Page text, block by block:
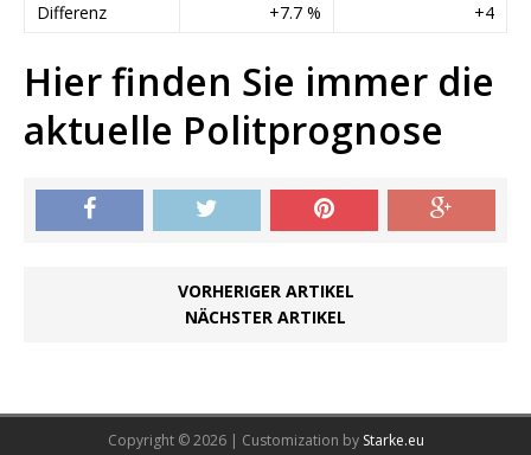
Differenz
+7.7 % +4
Hier finden Sie immer die
aktuelle Politprognose
VORHERIGER ARTIKEL
NÄCHSTER ARTIKEL
Copyright © 2026 | Customization by Starke.eu